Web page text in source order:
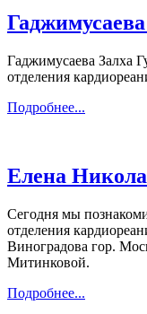
Гаджимусаева Залха
отделения
Подробнее...
Елена
Сегодня мы
отделения
Виноградова гор.
Митинковой.
Подробнее...